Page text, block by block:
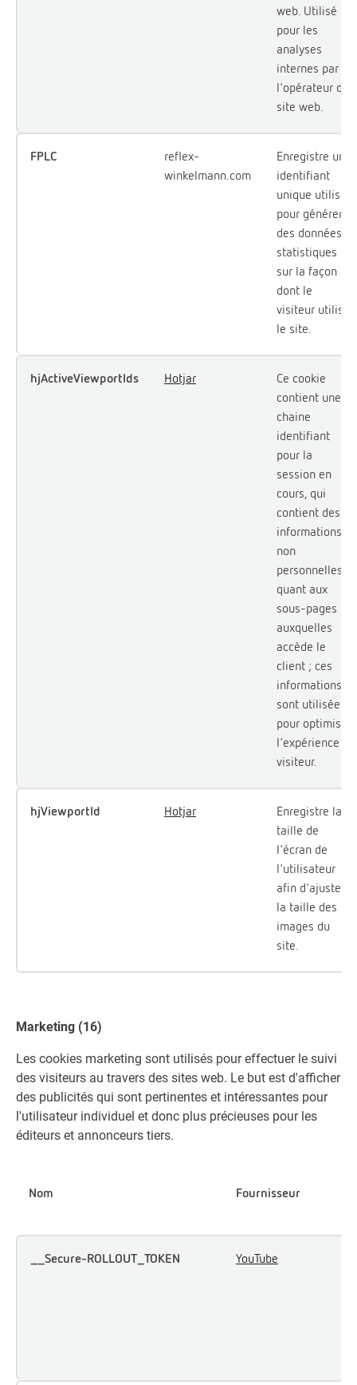
web. Utilisé
pour les
analyses
internes par
l'opérateur du
site web.
FPLC
reflex-
winkelmann.com
Enregistre un
identifiant
unique utilisé
pour générer
des données
statistiques
sur la façon
dont le
visiteur utilise
le site.
hjActiveViewportIds Hotjar
Ce cookie
contient une
chaine
identifiant
pour la
session en
cours, qui
contient des
informations
non
personnelles
quant aux
sous-pages
auxquelles
accède le
client ; ces
informations
sont utilisées
pour optimiser
l'expérience
visiteur.
hjViewportId Hotjar
Enregistre la
taille de
l'écran de
l'utilisateur
afin d'ajuster
la taille des
images du
site.
Marketing (16)
Les cookies marketing sont utilisés pour effectuer le suivi
des visiteurs au travers des sites web. Le but est d'afficher
des publicités qui sont pertinentes et intéressantes pour
l'utilisateur individuel et donc plus précieuses pour les
éditeurs et annonceurs tiers.
Nom Fournisseur
__Secure-ROLLOUT_TOKEN YouTube